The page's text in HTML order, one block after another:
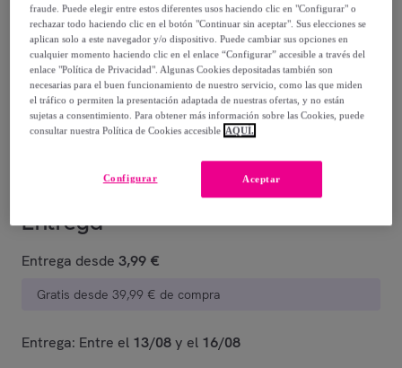
5,99 €
9,99 €
-40%
Vendido porPostquam Cosmetic
Entrega
Entrega desde 3,99 €
Gratis desde 39,99 € de compra
Entrega: Entre el 13/08y el 16/08
fraude. Puede elegir entre estos diferentes usos haciendo clic en "Configurar" o
rechazar todo haciendo clic en el botón "Continuar sin aceptar". Sus elecciones se
aplican solo a este navegador y/o dispositivo. Puede cambiar sus opciones en
cualquier momento haciendo clic en el enlace “Configurar” accesible a través del
enlace "Política de Privacidad". Algunas Cookies depositadas también son
necesarias para el buen funcionamiento de nuestro servicio, como las que miden
el tráfico o permiten la presentación adaptada de nuestras ofertas, y no están
sujetas a consentimiento. Para obtener más información sobre las Cookies, puede
consultar nuestra Política de Cookies accesible AQUÍ.
Aceptar
Configurar